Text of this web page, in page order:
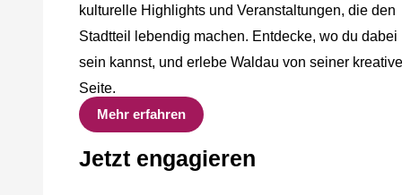
kulturelle Highlights und Veranstaltungen, die den
Stadtteil lebendig machen. Entdecke, wo du dabei
sein kannst, und erlebe Waldau von seiner
Seite.
Mehr erfahren
Jetzt engagieren